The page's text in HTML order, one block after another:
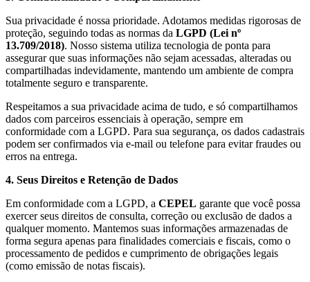
Sua privacidade é nossa prioridade. Adotamos medidas rigorosas de
proteção, seguindo todas as normas da LGPD (Lei nº
13.709/2018). Nosso sistema utiliza tecnologia de ponta para
assegurar que suas informações não sejam acessadas, alteradas ou
compartilhadas indevidamente, mantendo um ambiente de compra
totalmente seguro e transparente.
Respeitamos a sua privacidade acima de tudo, e só compartilhamos
dados com parceiros essenciais à operação, sempre em
conformidade com a LGPD. Para sua segurança, os dados cadastrais
podem ser confirmados via e-mail ou telefone para evitar fraudes ou
erros na entrega.
4. Seus Direitos e Retenção de Dados
Em conformidade com a LGPD, a CEPEL garante que você possa
exercer seus direitos de consulta, correção ou exclusão de dados a
qualquer momento. Mantemos suas informações armazenadas de
forma segura apenas para finalidades comerciais e fiscais, como o
processamento de pedidos e cumprimento de obrigações legais
(como emissão de notas fiscais).